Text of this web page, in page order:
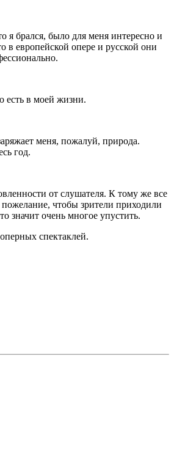
я брался, было для меня интересно и
в европейской опере и русской они
есть в моей жизни.
меня, пожалуй, природа.
год.
от слушателя. К тому же все
чтобы зрители приходили
значит очень многое упустить.
спектаклей.